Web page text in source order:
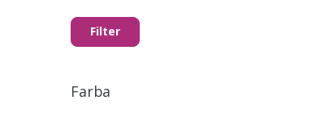
Filter
Farba